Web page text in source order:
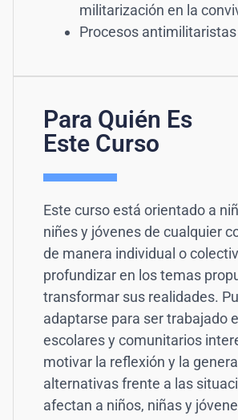
militarización en la
Procesos antimilitaristas
Para Quién Es
Este Curso
Este curso está orientado a
niñes y jóvenes de cualquier
de manera individual o
profundizar en los temas
transformar sus realidades.
adaptarse para ser trabajado
escolares y comunitarios
motivar la reflexión y la
alternativas frente a las
afectan a niños, niñas y